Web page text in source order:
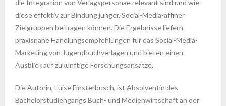
die Integration von Verlagspersonae relevant sind und wie
diese effektiv zur Bindung junger, Social-Media-affiner
Zielgruppen beitragen können. Die Ergebnisse liefern
praxisnahe Handlungsempfehlungen für das Social-Media-
Marketing von Jugend­buchverlagen und bieten einen
Ausblick auf zukünftige Forschungs­ansätze.
Die Autorin, Luise Finsterbusch, ist Absolventin des
Bachelorstudiengangs Buch- und Medien­wirtschaft an der